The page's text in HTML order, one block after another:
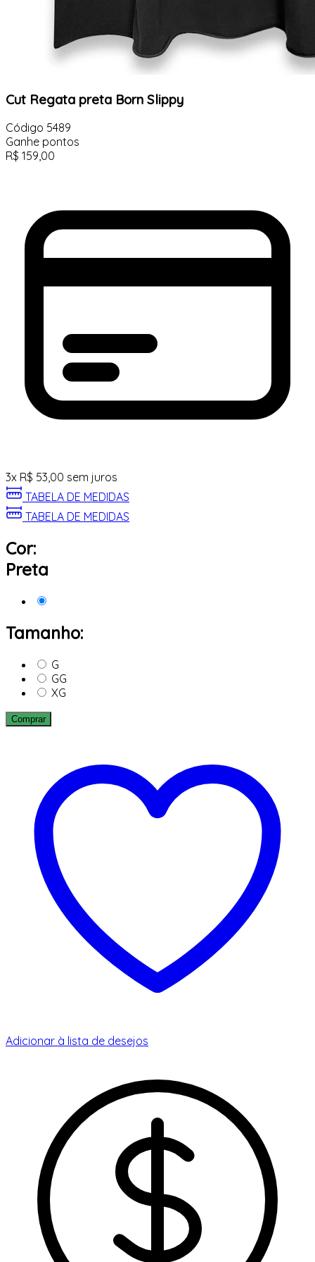
Cut Regata preta Born Slippy
Código 5489
Ganhe pontos
R$ 159,00
3x R$ 53,00 sem juros
TABELA DE MEDIDAS
TABELA DE MEDIDAS
Cor:
Preta
Tamanho:
G
GG
XG
Comprar
Adicionar à lista de desejos